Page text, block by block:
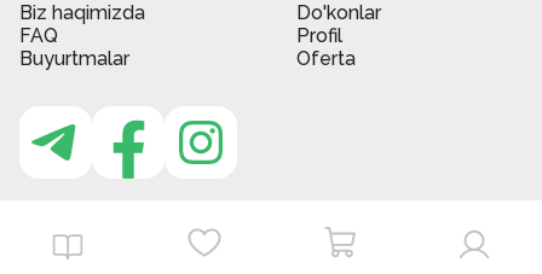
Biz haqimizda
Do'konlar
FAQ
Profil
Buyurtmalar
Oferta
MBG do'kon ilovasi